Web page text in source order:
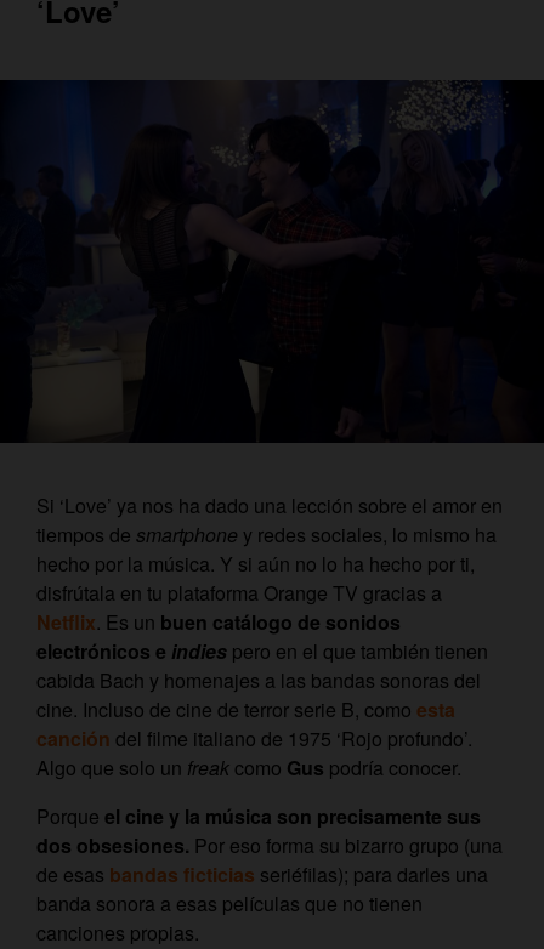
‘Love’
Si ‘Love’ ya nos ha dado una lección sobre el amor en
tiempos de smartphone y redes sociales, lo mismo ha
hecho por la música. Y si aún no lo ha hecho por ti,
disfrútala en tu plataforma Orange TV gracias a
Netflix. Es un buen catálogo de sonidos
electrónicos e indies pero en el que también tienen
cabida Bach y homenajes a las bandas sonoras del
cine. Incluso de cine de terror serie B, como esta
canción del filme italiano de 1975 ‘Rojo profundo’.
Algo que solo un freak como Gus podría conocer.
Porque el cine y la música son precisamente sus
dos obsesiones. Por eso forma su bizarro grupo (una
de esas bandas ficticias seriéfilas); para darles una
banda sonora a esas películas que no tienen
canciones propias.